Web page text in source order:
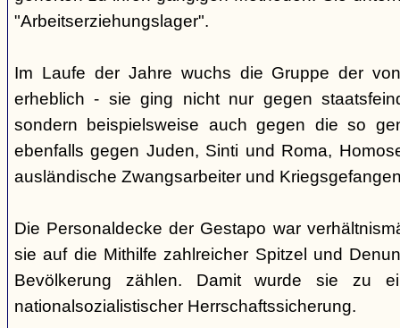
"Arbeitserziehungslager".
Im Laufe der Jahre wuchs die Gruppe der
erheblich - sie ging nicht nur gegen
sondern beispielsweise auch gegen die so
ebenfalls gegen Juden, Sinti und Roma,
ausländische Zwangsarbeiter und
Die Personaldecke der Gestapo war
sie auf die Mithilfe zahlreicher Spitzel und
Bevölkerung zählen. Damit wurde sie zu
nationalsozialistischer Herrschaftssicherung.